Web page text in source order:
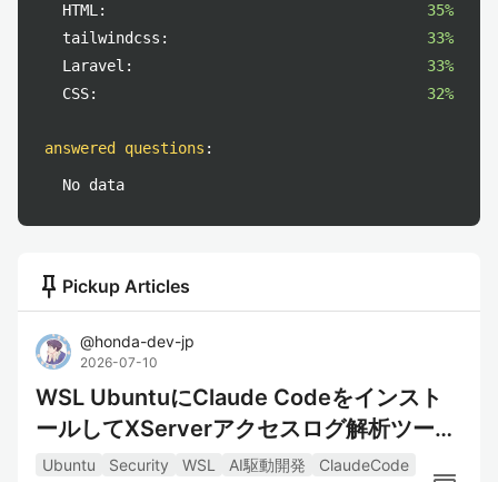
HTML:
35%
tailwindcss:
33%
Laravel:
33%
CSS:
32%
answered questions :
No data
push_pin Pickup Articles
@honda-dev-jp
2026-07-10
WSL UbuntuにClaude Codeをインスト
ールしてXServerアクセスログ解析ツール
のレビューに使ってみる
Ubuntu Security WSL AI駆動開発
ClaudeCode